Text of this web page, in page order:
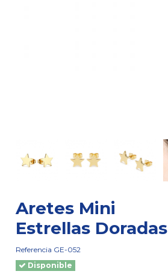
Aretes Mini
Estrellas Doradas
Referencia GE-052
Disponible